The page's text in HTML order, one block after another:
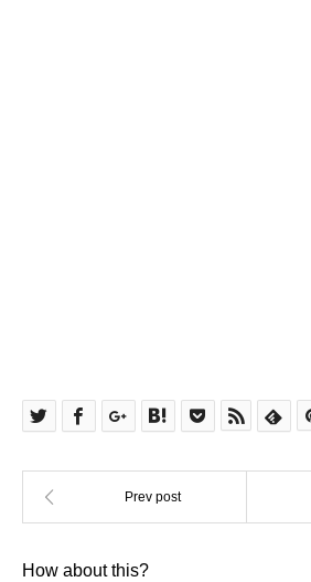
How about this?